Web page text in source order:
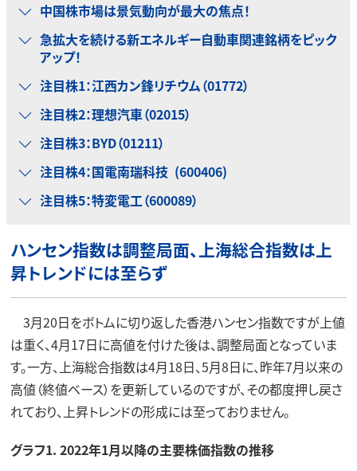
中国株市場は景気動向が最大の焦点！
急拡大を続ける新エネルギー自動車関連銘柄をピック
アップ！
注目株1：江西カン鋒リチウム（01772）
注目株2：理想汽車（02015）
注目株3：BYD（01211）
注目株4：国電南瑞科技 (600406)
注目株5：特変電工（600089）
ハンセン指数は調整局面、上海総合指数は上
昇トレンドには至らず
3月20日をボトムに切り返した香港ハンセン指数ですが上値
は重く、4月17日に高値を付けた後は、調整局面となっていま
す。一方、上海総合指数は4月18日、5月8日に、昨年7月以来の
高値（終値ベース）を更新しているのですが、その都度押し戻さ
れており、上昇トレンドの形成には至っておりません。
グラフ1. 2022年1月以降の主要株価指数の推移